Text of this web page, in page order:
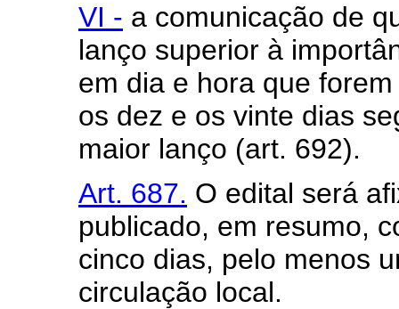
VI - a comunicação de
lanço superior à
em dia e hora que
os dez e os vinte dias
maior lanço (art. 692).
Art. 687. O edital será
publicado, em resumo,
cinco dias, pelo menos
circulação local.